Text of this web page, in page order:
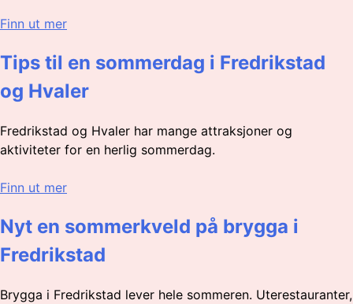
Finn ut mer
Tips til en sommerdag i Fredrikstad
og Hvaler
Fredrikstad og Hvaler har mange attraksjoner og
aktiviteter for en herlig sommerdag.
Finn ut mer
Nyt en sommerkveld på brygga i
Fredrikstad
Brygga i Fredrikstad lever hele sommeren. Uterestauranter,